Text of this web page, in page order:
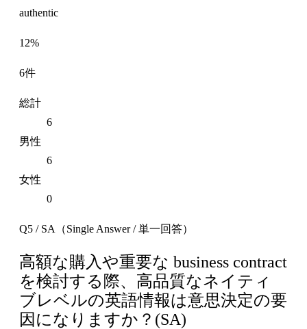
authentic
12%
6件
総計
6
男性
6
女性
0
Q5 / SA（Single Answer / 単一回答）
高額な購入や重要な business contract
を検討する際、高品質なネイティ
ブレベルの英語情報は意思決定の要
因になりますか？(SA)